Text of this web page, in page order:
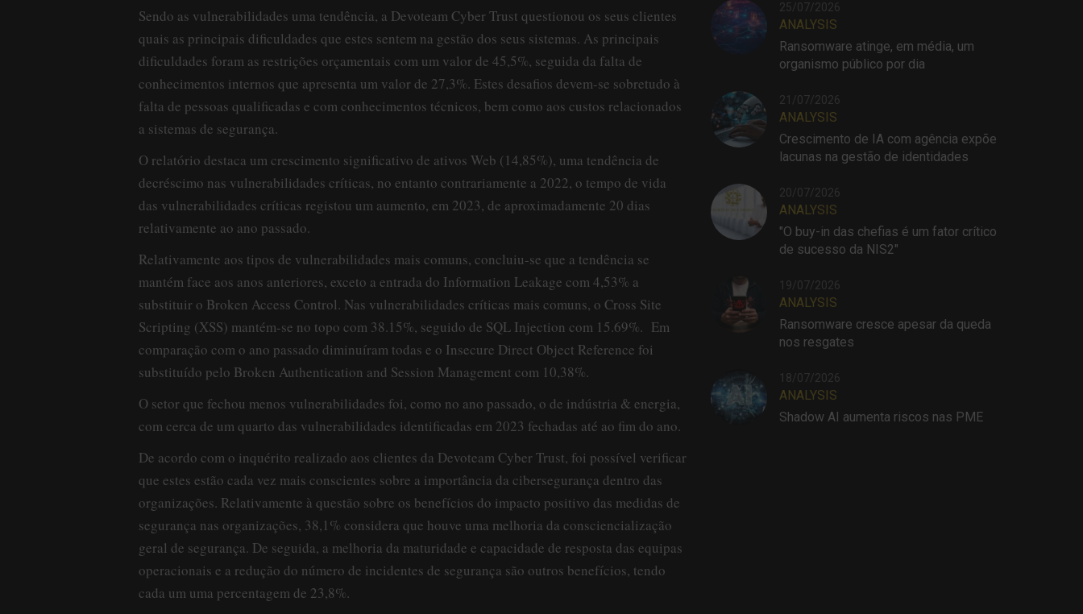
Sendo as vulnerabilidades uma tendência, a Devoteam Cyber Trust questionou os seus clientes
quais as principais dificuldades que estes sentem na gestão dos seus sistemas. As principais
dificuldades foram as restrições orçamentais com um valor de 45,5%, seguida da falta de
conhecimentos internos que apresenta um valor de 27,3%. Estes desafios devem-se sobretudo à
falta de pessoas qualificadas e com conhecimentos técnicos, bem como aos custos relacionados
a sistemas de segurança.
O relatório destaca um crescimento significativo de ativos Web (14,85%), uma tendência de
decréscimo nas vulnerabilidades críticas, no entanto contrariamente a 2022, o tempo de vida
das vulnerabilidades críticas registou um aumento, em 2023, de aproximadamente 20 dias
relativamente ao ano passado.
Relativamente aos tipos de vulnerabilidades mais comuns, concluiu-se que a tendência se
mantém face aos anos anteriores, exceto a entrada do Information Leakage com 4,53% a
substituir o Broken Access Control. Nas vulnerabilidades críticas mais comuns, o Cross Site
Scripting (XSS) mantém-se no topo com 38.15%, seguido de SQL Injection com 15.69%. Em
comparação com o ano passado diminuíram todas e o Insecure Direct Object Reference foi
substituído pelo Broken Authentication and Session Management com 10,38%.
O setor que fechou menos vulnerabilidades foi, como no ano passado, o de indústria & energia,
com cerca de um quarto das vulnerabilidades identificadas em 2023 fechadas até ao fim do ano.
De acordo com o inquérito realizado aos clientes da Devoteam Cyber Trust, foi possível verificar
que estes estão cada vez mais conscientes sobre a importância da cibersegurança dentro das
organizações. Relativamente à questão sobre os benefícios do impacto positivo das medidas de
segurança nas organizações, 38,1% considera que houve uma melhoria da consciencialização
geral de segurança. De seguida, a melhoria da maturidade e capacidade de resposta das equipas
operacionais e a redução do número de incidentes de segurança são outros benefícios, tendo
cada um uma percentagem de 23,8%.
25/07/2026
ANALYSIS
Ransomware atinge, em média, um
organismo público por dia
21/07/2026
ANALYSIS
Crescimento de IA com agência expõe
lacunas na gestão de identidades
20/07/2026
ANALYSIS
"O buy-in das chefias é um fator crítico
de sucesso da NIS2"
19/07/2026
ANALYSIS
Ransomware cresce apesar da queda
nos resgates
18/07/2026
ANALYSIS
Shadow AI aumenta riscos nas PME